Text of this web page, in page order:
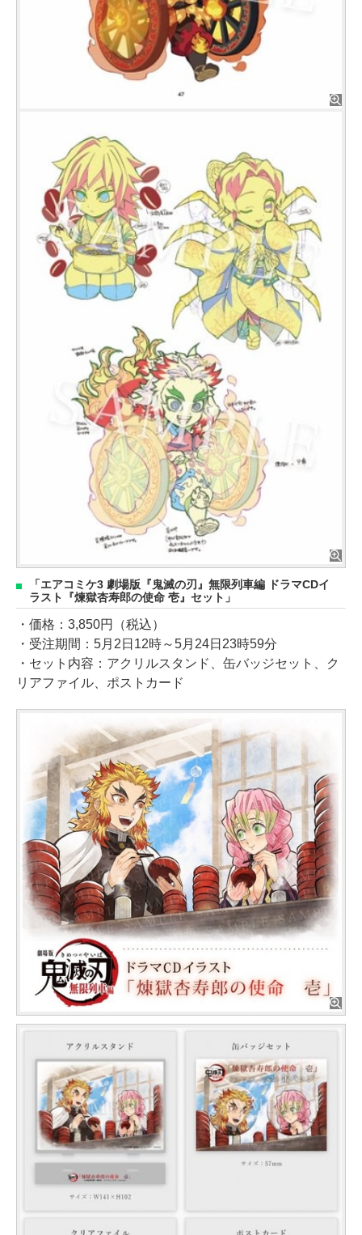
「エアコミケ3 劇場版『鬼滅の刃』無限列車編 ドラマCDイ
ラスト『煉獄杏寿郎の使命 壱』セット」
・価格：3,850円（税込）
・受注期間：5月2日12時～5月24日23時59分
・セット内容：アクリルスタンド、缶バッジセット、ク
リアファイル、ポストカード